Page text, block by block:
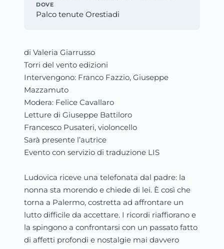
DOVE
Palco tenute Orestiadi
di Valeria Giarrusso
Torri del vento edizioni
Intervengono: Franco Fazzio, Giuseppe
Mazzamuto
Modera: Felice Cavallaro
Letture di Giuseppe Battiloro
Francesco Pusateri, violoncello
Sarà presente l’autrice
Evento con servizio di traduzione LIS
Ludovica riceve una telefonata dal padre: la
nonna sta morendo e chiede di lei. È così che
torna a Palermo, costretta ad affrontare un
lutto difficile da accettare. I ricordi riaffiorano e
la spingono a confrontarsi con un passato fatto
di affetti profondi e nostalgie mai davvero